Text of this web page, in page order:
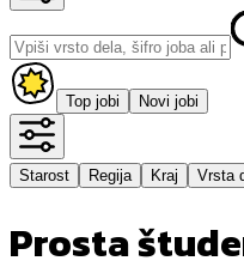
Top jobi Novi jobi
Starost Regija Kraj Vrsta
Prosta